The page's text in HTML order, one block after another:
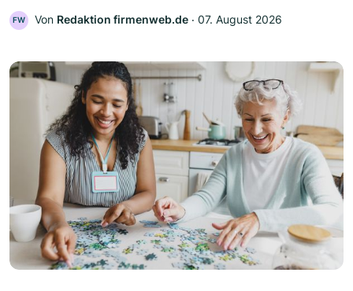
FW Von Redaktion firmenweb.de ‧ 07. August 2026